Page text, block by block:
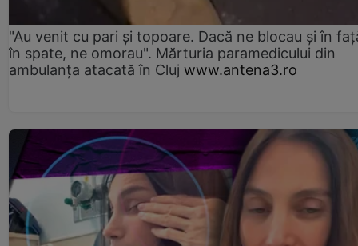
"Au venit cu pari și topoare. Dacă ne blocau şi în
în spate, ne omorau". Mărturia paramedicului din
ambulanţa atacată în Cluj www.antena3.ro